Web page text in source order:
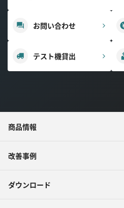
お問い合わせ
テスト機貸出
商品情報
改善事例
ダウンロード